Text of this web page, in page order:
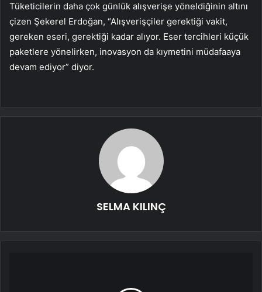
Tüketicilerin daha çok günlük alışverişe yöneldiğinin altını
çizen Şekerel Erdoğan, “Alışverişçiler gerektiği vakit,
gereken eseri, gerektiği kadar alıyor. Eser tercihleri küçük
paketlere yönelirken, inovasyon da kıymetini müdafaaya
devam ediyor” diyor.
SELMA KILINÇ